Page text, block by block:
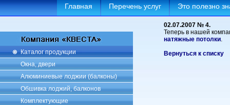
Главная Перечень услуг Это полезно
Каталог продукции
Окна, двери
Алюминиевые лоджии (балконы)
Обшивка лоджий, балконов
Комплектующие
02.07.2007 № 4.
Теперь в нашей
натяжные потолки.
Вернуться к списку